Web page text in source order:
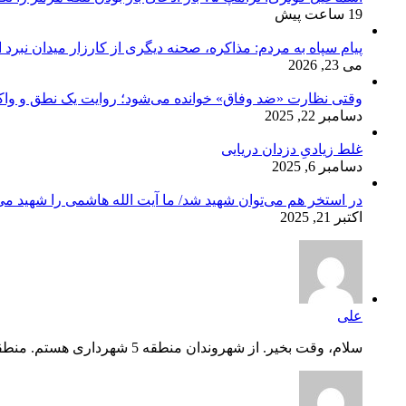
19 ساعت پیش
پیام سپاه به مردم: مذاکره، صحنه دیگری از کارزار میدان
می 23, 2026
وقتی نظارت «ضد وفاق» خوانده می‌شود؛ روایت یک نطق و
دسامبر 22, 2025
غلط زیادیِ دزدان دریایی
دسامبر 6, 2025
در استخر هم می‌توان شهید شد/ ما آیت الله هاشمی را شهید
اکتبر 21, 2025
علی
سلام، وقت بخیر. از شهروندان منطقه 5 شهرداری هستم. منطقه گلشه...